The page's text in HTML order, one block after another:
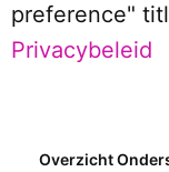
preference"
Privacybeleid
Overzicht